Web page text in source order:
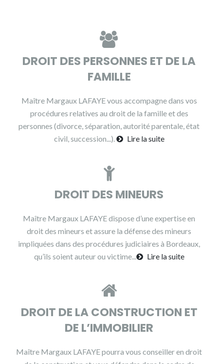
DROIT DES PERSONNES ET DE LA
FAMILLE
Maître Margaux LAFAYE vous accompagne dans vos
procédures relatives au droit de la famille et des
personnes (divorce, séparation, autorité parentale, état
civil, succession...).
Lire la suite
DROIT DES MINEURS
Maître Margaux LAFAYE dispose d’une expertise en
droit des mineurs et assure la défense des mineurs
impliquées dans des procédures judiciaires à Bordeaux,
qu’ils soient auteur ou victime...
Lire la suite
DROIT DE LA CONSTRUCTION ET
DE L’IMMOBILIER
Maître Margaux LAFAYE pourra vous conseiller en droit